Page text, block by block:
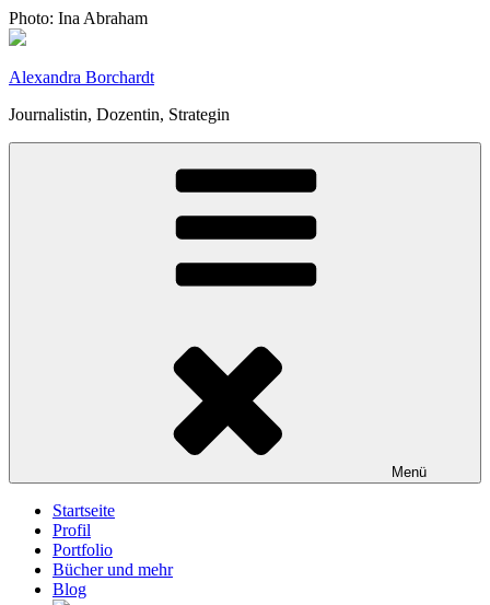
Zum
Inhalt
Photo: Ina Abraham
Alexandra Borchardt
Journalistin, Dozentin, Strategin
Menü
Startseite
Profil
Portfolio
Bücher und mehr
Blog